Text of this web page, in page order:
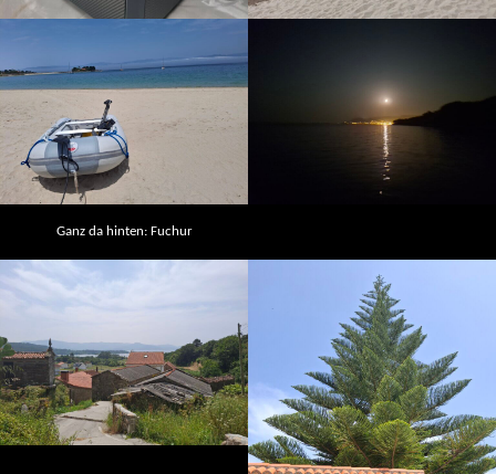
Ganz da hinten: Fuchur